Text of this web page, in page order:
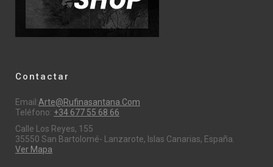
Contactar
Email:Arte@rufinasantana.com
Teléfono: +34 677 55 68 66
Calle Los Reyes, 155
35550 San Bartolomé- Lanzarote, Islas Canarias, España.
Ver Mapa